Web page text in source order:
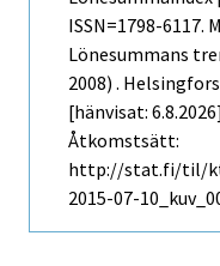
ISSN=1798-6117.
Lönesummans
2008) .
[hänvisat:
Åtkomstsätt:
http://stat.fi/til/
2015-07-